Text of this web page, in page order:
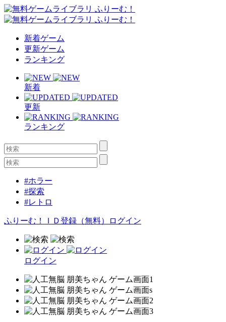
新着ゲーム
更新ゲーム
ランキング
新着
更新
ランキング
#ホラー
#探索
#レトロ
ふりーむ！ＩＤ登録（無料） ログイン
ログイン